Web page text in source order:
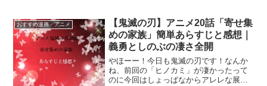
おすすめ漫画・アニメ
【鬼滅の刃】アニメ20話「寄せ集
めの家族」簡単あらすじと感想｜
義勇としのぶの凄さ全開
やほーー！今日も鬼滅の刃です！なんか
ね、前回の「ヒノカミ」が凄かったって
のに今回はしょっぱなからアレレな展開